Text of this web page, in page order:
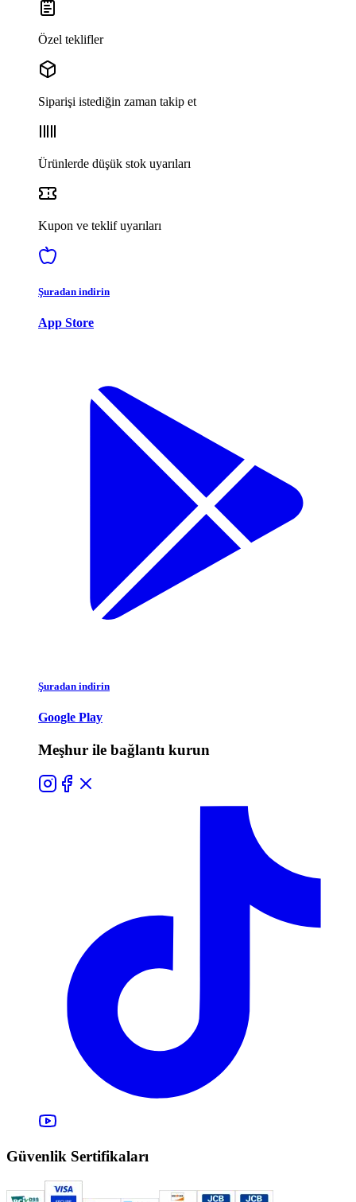
Özel teklifler
Siparişi istediğin zaman takip et
Ürünlerde düşük stok uyarıları
Kupon ve teklif uyarıları
Şuradan indirin
App Store
Şuradan indirin
Google Play
Meşhur ile bağlantı kurun
Güvenlik Sertifikaları